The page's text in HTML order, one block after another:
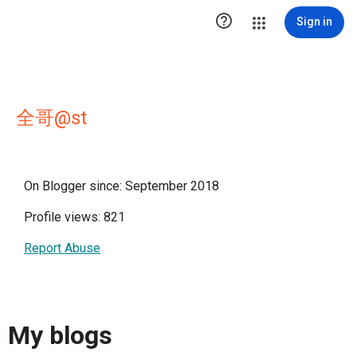
 Sign in
全哥@st
On Blogger since: September 2018
Profile views: 821
Report Abuse
My blogs